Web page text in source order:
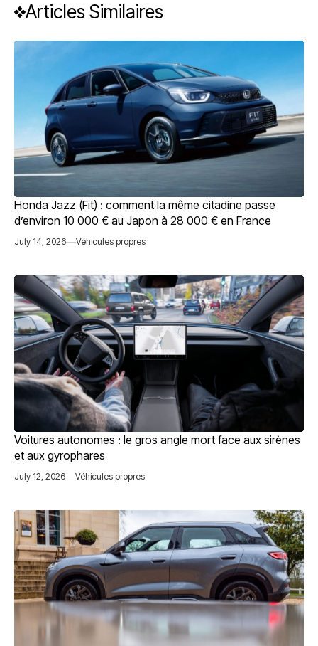
Articles Similaires
Honda Jazz (Fit) : comment la même citadine passe
d’environ 10 000 € au Japon à 28 000 € en France
July 14, 2026 Véhicules propres
Voitures autonomes : le gros angle mort face aux sirènes
et aux gyrophares
July 12, 2026 Véhicules propres